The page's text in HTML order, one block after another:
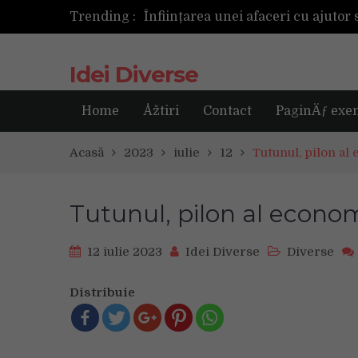
Trending :
Următoarea fotografie poate fi
Idei Diverse
Home Åžtiri Contact PaginÄƒ
Acasă 2023 iulie 12 Tutunul, pilon al
Tutunul, pilon al
12 iulie 2023 Idei Diverse Diverse
Distribuie